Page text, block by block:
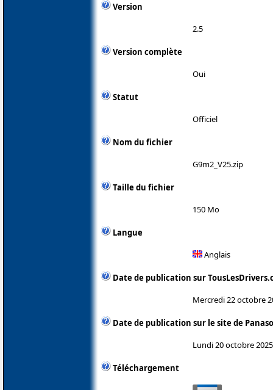
Version
2.5
Version complète
Oui
Statut
Officiel
Nom du fichier
G9m2_V25.zip
Taille du fichier
150 Mo
Langue
Anglais
Date de publication sur
Mercredi 22 octobre
Date de publication sur le site de
Lundi 20 octobre 2025
Téléchargement